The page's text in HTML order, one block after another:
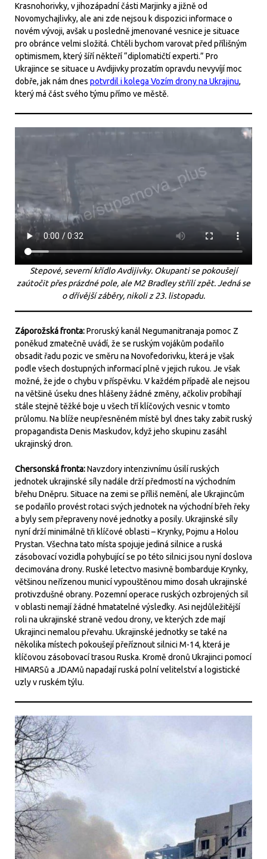
Krasnohorivky, v jihozápadní části Marjinky a jižně od
Novomychajlivky, ale ani zde nejsou k dispozici informace o
novém vývoji, avšak u posledně jmenované vesnice je situace
pro obránce velmi složitá. Chtěli bychom varovat před přílišným
optimismem, který šíří někteří “diplomatičtí experti.” Pro
Ukrajince se situace u Avdijivky prozatím opravdu nevyvíjí moc
dobře, jak nám dnes potvrdil i kolega Vozím drony na Ukrajinu,
který má část svého týmu přímo ve městě.
Stepové, severní křídlo Avdijivky. Okupanti se pokoušejí
zaútočit přes prázdné pole, ale M2 Bradley střílí zpět. Jedná se
o dřívější záběry, nikoli z 23. listopadu.
Záporožská fronta:Proruský kanál Negumanitranaja pomoc Z
poněkud zmatečně uvádí, že se ruským vojákům podařilo
obsadit řadu pozic ve směru na Novofedorivku, která je však
podle všech dostupných informací plně v jejich rukou. Je však
možné, že jde o chybu v příspěvku. V každém případě ale nejsou
na většině úseku dnes hlášeny žádné změny, ačkoliv probíhají
stále stejně těžké boje u všech tří klíčových vesnic v tomto
průlomu. Na blíže neupřesněném místě byl dnes taky zabit ruský
propagandista Denis Maskudov, když jeho skupinu zasáhl
ukrajinský dron.
Chersonská fronta:Navzdory intenzivnímu úsilí ruských
jednotek ukrajinské síly nadále drží předmostí na východním
břehu Dněpru. Situace na zemi se příliš nemění, ale Ukrajincům
se podařilo provést rotaci svých jednotek na východní břeh řeky
a byly sem přepraveny nové jednotky a posily. Ukrajinské síly
nyní drží minimálně tři klíčové oblasti – Krynky, Pojmu a Holou
Prystan. Všechna tato místa spojuje jediná silnice a ruská
zásobovací vozidla pohybující se po této silnici jsou nyní doslova
decimována drony. Ruské letectvo masivně bombarduje Krynky,
většinou neřízenou municí vypouštěnou mimo dosah ukrajinské
protivzdušné obrany. Pozemní operace ruských ozbrojených sil
v oblasti nemají žádné hmatatelné výsledky. Asi nejdůležitější
roli na ukrajinské straně vedou drony, ve kterých zde mají
Ukrajinci nemalou převahu. Ukrajinské jednotky se také na
několika místech pokoušejí přeříznout silnici M-14, která je
klíčovou zásobovací trasou Ruska. Kromě dronů Ukrajinci pomocí
HIMARSů a JDAMů napadají ruská polní velitelství a logistické
uzly v ruském týlu.